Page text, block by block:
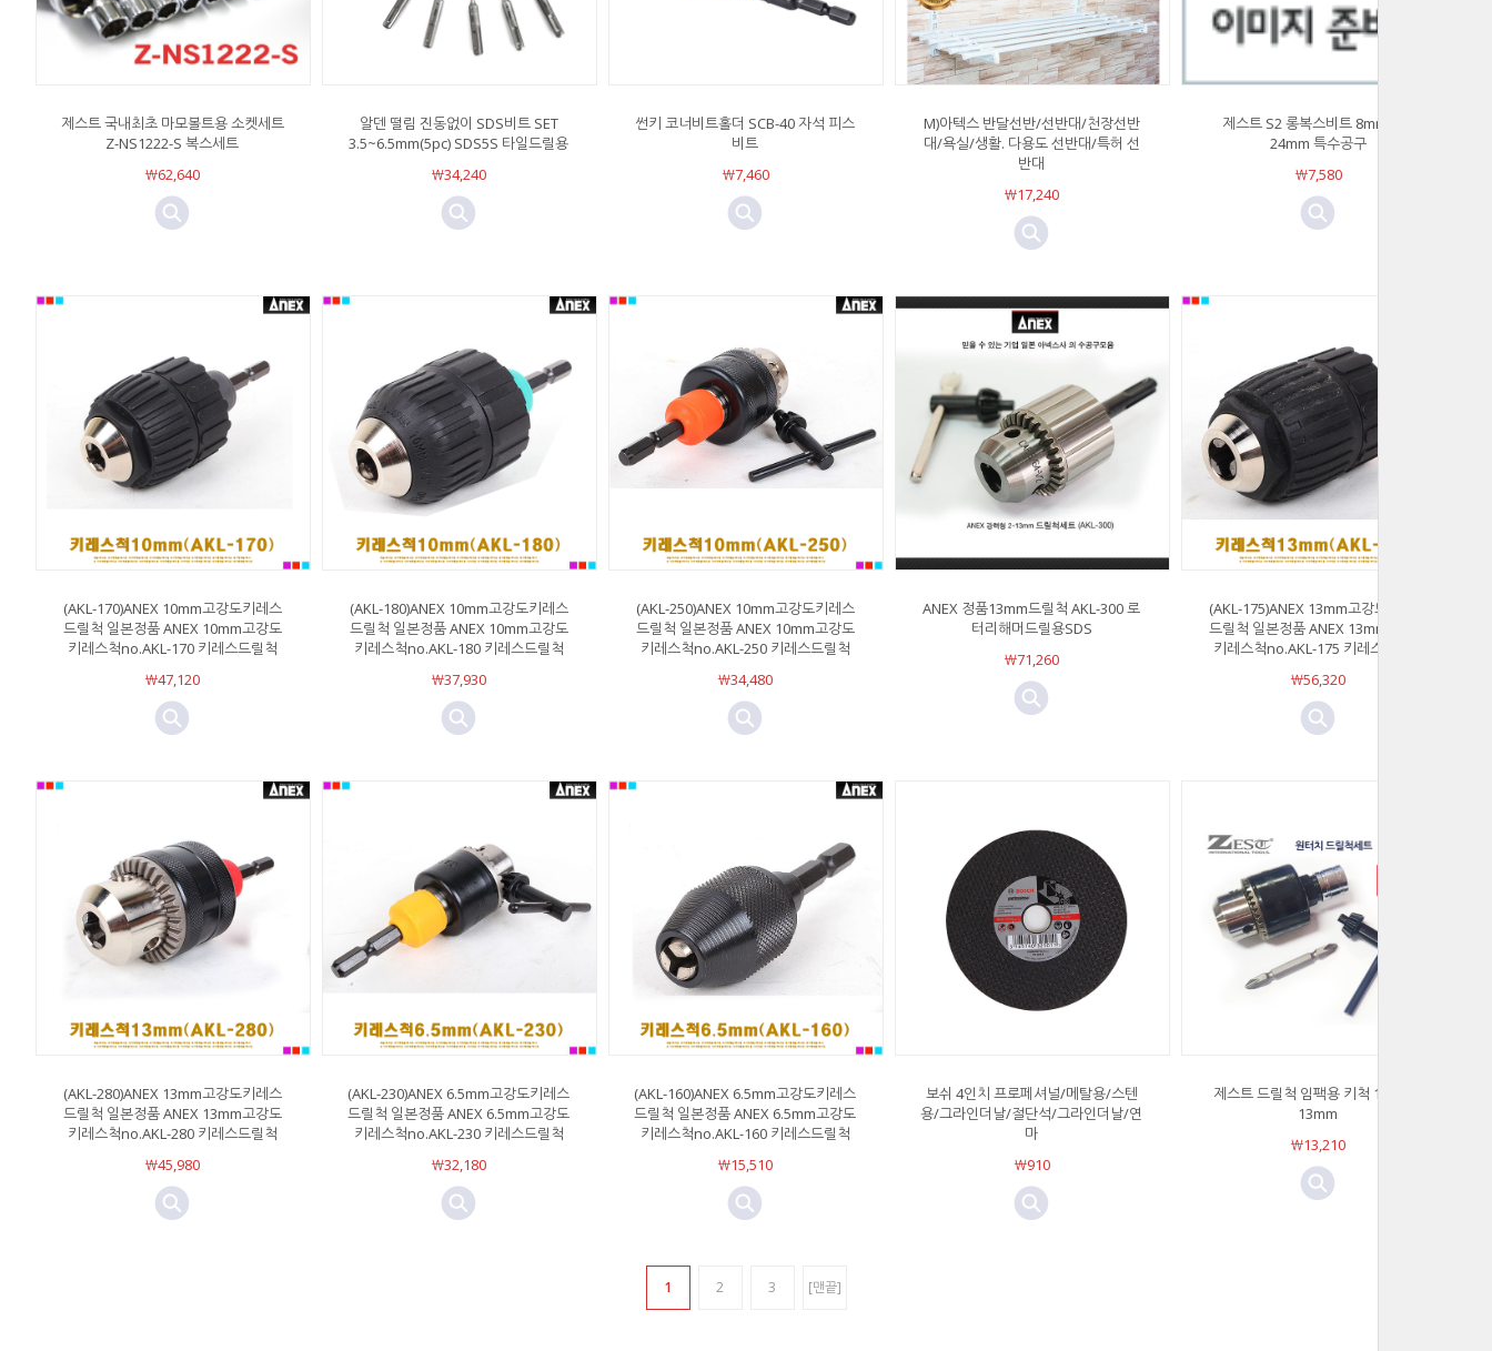
제스트 국내최초 마모볼트용 소켓세트
Z-NS1222-S 복스세트
￦62,640
알덴 떨림 진동없이 SDS비트 SET
3.5~6.5mm(5pc) SDS5S 타일드릴용
￦34,240
썬키 코너비트홀더 SCB-40 자석 피스
비트
￦7,460
M)아텍스 반달선반/선반대/천장선반
대/욕실/생활. 다용도 선반대/특허 선
반대
￦17,240
제스트 S2 롱복스비트 8mm부터
24mm 특수공구
￦7,580
(AKL-170)ANEX 10mm고강도키레스
드릴척 일본정품 ANEX 10mm고강도
키레스척no.AKL-170 키레스드릴척
￦47,120
(AKL-180)ANEX 10mm고강도키레스
드릴척 일본정품 ANEX 10mm고강도
키레스척no.AKL-180 키레스드릴척
￦37,930
(AKL-250)ANEX 10mm고강도키레스
드릴척 일본정품 ANEX 10mm고강도
키레스척no.AKL-250 키레스드릴척
￦34,480
ANEX 정품13mm드릴척 AKL-300 로
터리해머드릴용SDS
￦71,260
(AKL-175)ANEX 13mm고강도키레스
드릴척 일본정품 ANEX 13mm고강도
키레스척no.AKL-175 키레스드릴척
￦56,320
(AKL-280)ANEX 13mm고강도키레스
드릴척 일본정품 ANEX 13mm고강도
키레스척no.AKL-280 키레스드릴척
￦45,980
(AKL-230)ANEX 6.5mm고강도키레스
드릴척 일본정품 ANEX 6.5mm고강도
키레스척no.AKL-230 키레스드릴척
￦32,180
(AKL-160)ANEX 6.5mm고강도키레스
드릴척 일본정품 ANEX 6.5mm고강도
키레스척no.AKL-160 키레스드릴척
￦15,510
보쉬 4인치 프로페셔널/메탈용/스텐
용/그라인더날/절단석/그라인더날/연
마
￦910
제스트 드릴척 임팩용 키척 10mm /
13mm
￦13,210
1 2 3 [맨끝]